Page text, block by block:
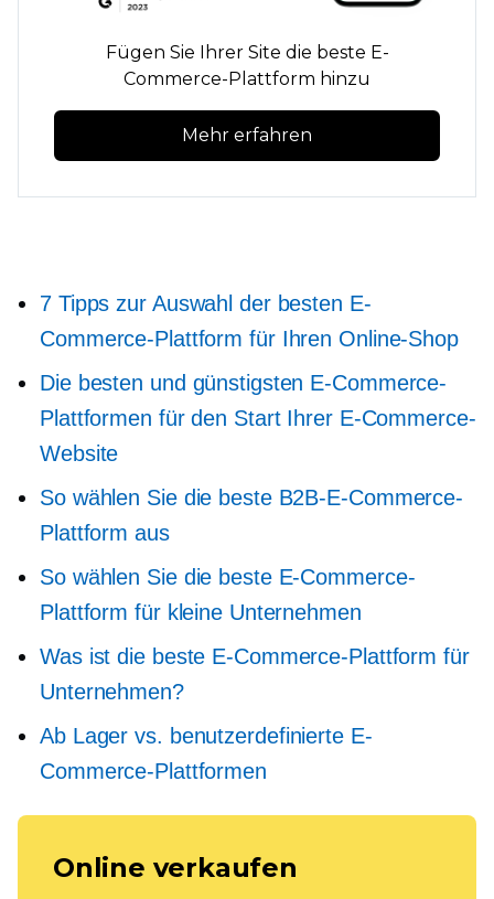
Fügen Sie Ihrer Site die beste E-
Commerce-Plattform hinzu
Mehr erfahren
7 Tipps zur Auswahl der besten E-
Commerce-Plattform für Ihren Online-Shop
Die besten und günstigsten E-Commerce-
Plattformen für den Start Ihrer E-Commerce-
Website
So wählen Sie die beste B2B-E-Commerce-
Plattform aus
So wählen Sie die beste E-Commerce-
Plattform für kleine Unternehmen
Was ist die beste E-Commerce-Plattform für
Unternehmen?
Ab Lager vs. benutzerdefinierte E-
Commerce-Plattformen
Online verkaufen